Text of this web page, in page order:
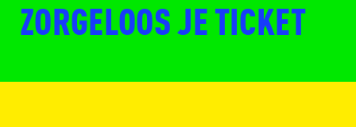
ZORGELOOS JE TICKET